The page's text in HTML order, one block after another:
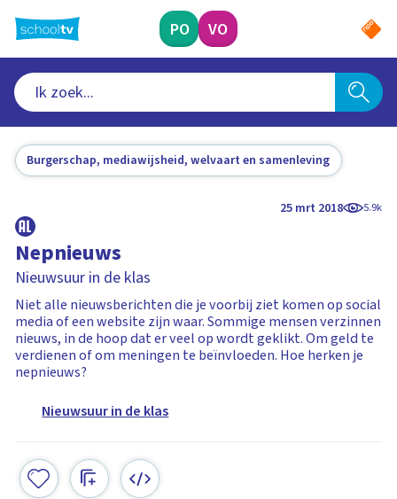
naar
hoofdinhoud
PO VO
Burgerschap, mediawijsheid, welvaart en samenleving
25 mrt 2018 5.9k
Nepnieuws
Nieuwsuur in de klas
Niet alle nieuwsberichten die je voorbij ziet komen op social
media of een website zijn waar. Sommige mensen verzinnen
nieuws, in de hoop dat er veel op wordt geklikt. Om geld te
verdienen of om meningen te beïnvloeden. Hoe herken je
nepnieuws?
Nieuwsuur in de klas